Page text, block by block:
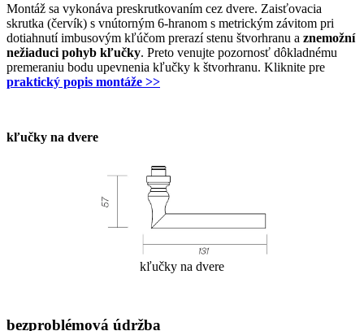
Montáž sa vykonáva preskrutkovaním cez dvere. Zaisťovacia
skrutka (červík) s vnútorným 6-hranom s metrickým závitom pri
dotiahnutí imbusovým kľúčom prerazí stenu štvorhranu a znemožní
nežiaduci pohyb kľučky. Preto venujte pozornosť dôkladnému
premeraniu bodu upevnenia kľučky k štvorhranu. Kliknite pre
praktický popis montáže >>
kľučky na dvere
kľučky na dvere
bezproblémová údržba